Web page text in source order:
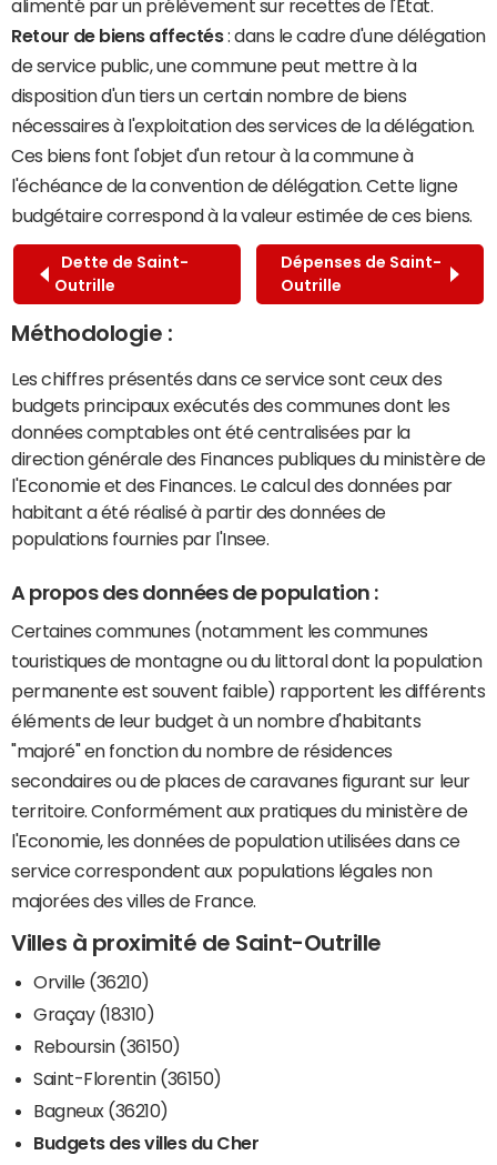
alimenté par un prélèvement sur recettes de l'État.
Retour de biens affectés: dans le cadre d'une délégation
de service public, une commune peut mettre à la
disposition d'un tiers un certain nombre de biens
nécessaires à l'exploitation des services de la délégation.
Ces biens font l'objet d'un retour à la commune à
l'échéance de la convention de délégation. Cette ligne
budgétaire correspond à la valeur estimée de ces biens.
Dette de Saint-
Outrille
Dépenses de Saint-
Outrille
Méthodologie :
Les chiffres présentés dans ce service sont ceux des
budgets principaux exécutés des communes dont les
données comptables ont été centralisées par la
direction générale des Finances publiques du ministère de
l'Economie et des Finances. Le calcul des données par
habitant a été réalisé à partir des données de
populations fournies par l'Insee.
A propos des données de population :
Certaines communes (notamment les communes
touristiques de montagne ou du littoral dont la population
permanente est souvent faible) rapportent les différents
éléments de leur budget à un nombre d'habitants
"majoré" en fonction du nombre de résidences
secondaires ou de places de caravanes figurant sur leur
territoire. Conformément aux pratiques du ministère de
l'Economie, les données de population utilisées dans ce
service correspondent aux populations légales non
majorées des villes de France.
Villes à proximité de Saint-Outrille
Orville (36210)
Graçay (18310)
Reboursin (36150)
Saint-Florentin (36150)
Bagneux (36210)
Budgets des villes du Cher